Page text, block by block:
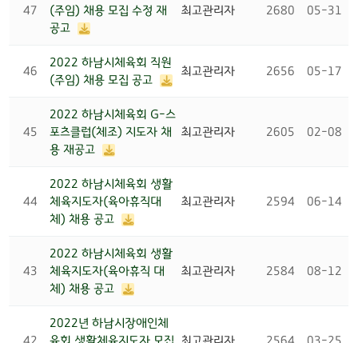
47
(주임) 채용 모집 수정 재
공고
최고관리자 2680 05-31
46
2022 하남시체육회 직원
(주임) 채용 모집 공고
최고관리자 2656 05-17
45
2022 하남시체육회 G-스
포츠클럽(체조) 지도자 채
용 재공고
최고관리자 2605 02-08
44
2022 하남시체육회 생활
체육지도자(육아휴직대
체) 채용 공고
최고관리자 2594 06-14
43
2022 하남시체육회 생활
체육지도자(육아휴직 대
체) 채용 공고
최고관리자 2584 08-12
2022년 하남시장애인체